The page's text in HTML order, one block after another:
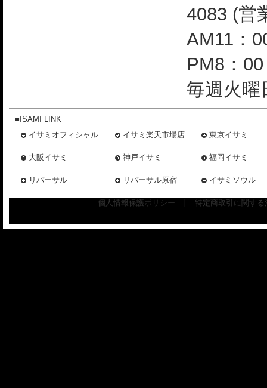
4083 (営
AM11：
PM8：
毎週火曜
■ISAMI LINK
イサミオフィシャル
イサミ楽天市場店 東京イサミ
大阪イサミ 神戸イサミ 福岡イサミ
リバーサル リバーサル原宿 イサミソウル
個人情報保護ポリシー 特定商取引に関す